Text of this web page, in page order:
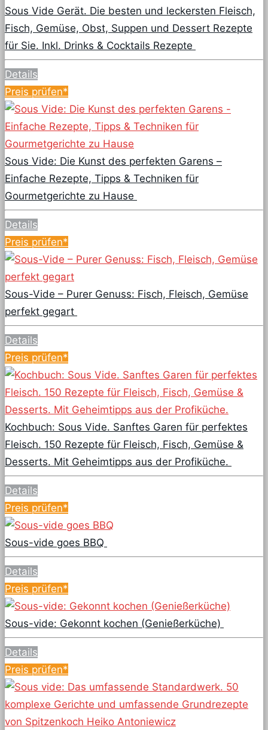
Sous Vide Gerät. Die besten und leckersten Fleisch,
Fisch, Gemüse, Obst, Suppen und Dessert Rezepte
für Sie. Inkl. Drinks & Cocktails Rezepte
Details
Preis prüfen*
Sous Vide: Die Kunst des perfekten Garens –
Einfache Rezepte, Tipps & Techniken für
Gourmetgerichte zu Hause
Details
Preis prüfen*
Sous-Vide – Purer Genuss: Fisch, Fleisch, Gemüse
perfekt gegart
Details
Preis prüfen*
Kochbuch: Sous Vide. Sanftes Garen für perfektes
Fleisch. 150 Rezepte für Fleisch, Fisch, Gemüse &
Desserts. Mit Geheimtipps aus der Profiküche.
Details
Preis prüfen*
Sous-vide goes BBQ
Details
Preis prüfen*
Sous-vide: Gekonnt kochen (Genießerküche)
Details
Preis prüfen*